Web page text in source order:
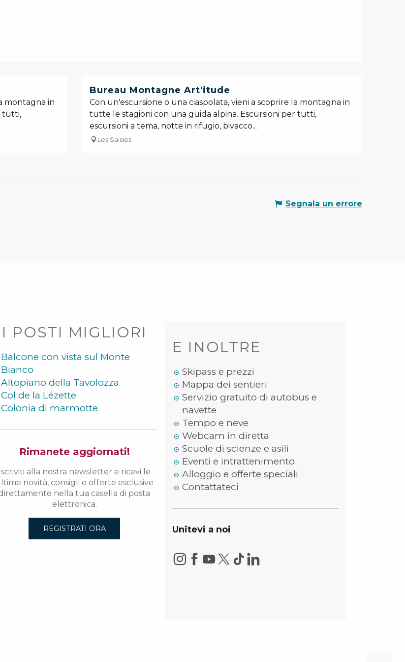
montagna in
tutti,
Bureau Montagne Art'itude
Con un'escursione o una ciaspolata, vieni a scoprire la montagna in
tutte le stagioni con una guida alpina. Escursioni per tutti,
escursioni a tema, notte in rifugio, bivacco...
Les Saisies
Segnala un errore
I POSTI MIGLIORI
Balcone con vista sul Monte
Bianco
Altopiano della Tavolozza
Col de la Lézette
Colonia di marmotte
Rimanete aggiornati!
alla nostra newsletter e ricevi le
novità, consigli e offerte esclusive
nella tua casella di posta
elettronica.
REGISTRATI ORA
E INOLTRE
Skipass e prezzi
Mappa dei sentieri
Servizio gratuito di autobus e
navette
Tempo e neve
Webcam in diretta
Scuole di scienze e asili
Eventi e intrattenimento
Alloggio e offerte speciali
Contattateci
Unitevi a noi